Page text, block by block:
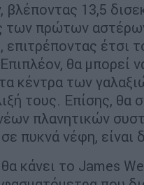
13,5
πρώτων
έτσι
θα μπορεί
κέντρα των
τους. Επίσης, θα
πλανητικών
πυκνά νέφη, είναι
κάνει το James